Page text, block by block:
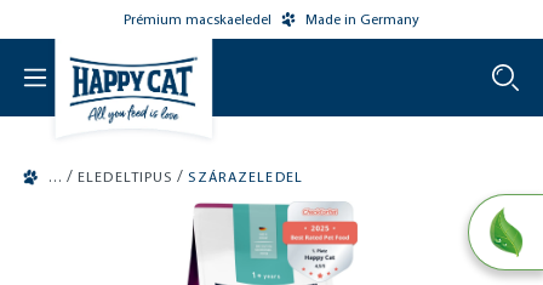
Prémium macskaeledel Made in Germany
/ ELEDELTIPUS / SZÁRAZELEDEL